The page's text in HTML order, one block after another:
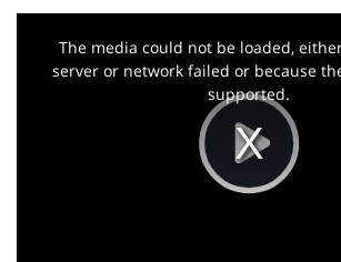
This
The media could not be loaded,
server or network failed or because
supported.